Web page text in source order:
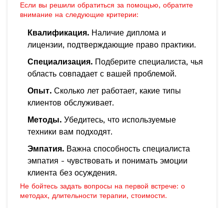
Если вы решили обратиться за помощью, обратите
внимание на следующие критерии:
Квалификация. Наличие диплома и
лицензии, подтверждающие право практики.
Специализация. Подберите специалиста, чья
область совпадает с вашей проблемой.
Опыт. Сколько лет работает, какие типы
клиентов обслуживает.
Методы. Убедитесь, что используемые
техники вам подходят.
Эмпатия. Важна способность специалиста
эмпатия - чувствовать и понимать эмоции
клиента без осуждения.
Не бойтесь задать вопросы на первой встрече: о
методах, длительности терапии, стоимости.